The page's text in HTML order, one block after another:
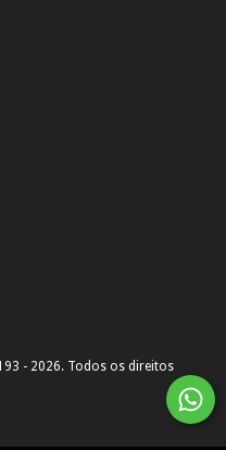
- 2026. Todos os direitos